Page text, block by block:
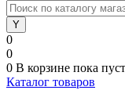
0
0
0 В корзине пока
Каталог товаров